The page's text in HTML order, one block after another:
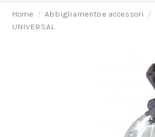
Home Abbigliamento e accessori
UNIVERSAL